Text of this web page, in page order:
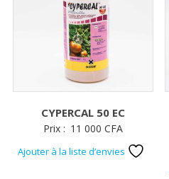
CYPERCAL 50 EC
Prix : 11 000 CFA
Ajouter à la liste d’envies